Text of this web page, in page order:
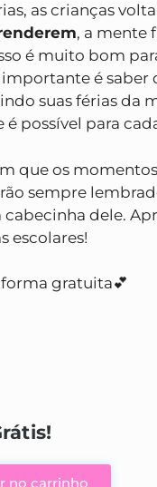
as crianças
, a mente
é muito bom
é saber
suas férias da
possível para
que os
sempre
dele.
escolares!
gratuita💕
no carrinho